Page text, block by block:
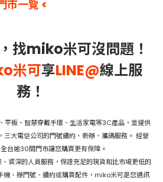
市一覽 <
找miko米可沒問題！
米可享LINE@線上服
務！
平板、智慧穿戴手環、生活家電等3C產品，並提供
三大電信公司的門號續約、新辦、攜碼服務。 經營
台逾30間門市讓您購買更有保障。
資深的人員服務，保證充足的現貨和比市場更低的
機、辦門號、續約或購買配件，miko米可是您通訊